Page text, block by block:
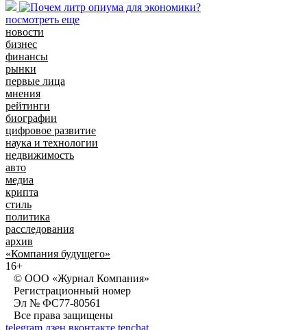
посмотреть еще
новости
бизнес
финансы
рынки
первые лица
мнения
рейтинги
биографии
цифровое развитие
наука и технологии
недвижимость
авто
медиа
крипта
стиль
политика
расследования
архив
«Компания будущего»
16+
© ООО «Журнал Компания»
Регистрационный номер
Эл № ФС77-80561
Все права защищены
telegram дзен вконтакте tenchat